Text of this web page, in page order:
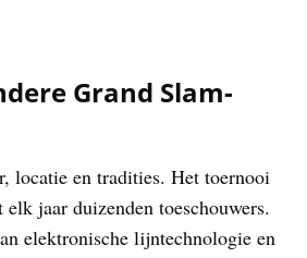
Grand Slam-
locatie en tradities. Het toernooi
jaar duizenden toeschouwers.
elektronische lijntechnologie en